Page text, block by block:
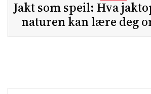
Jakt som speil: Hva
naturen kan lære deg